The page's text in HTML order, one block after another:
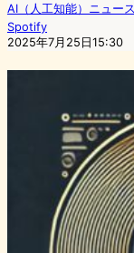
AI（人工知能）ニュース
Spotify
2025年7月25日15:30